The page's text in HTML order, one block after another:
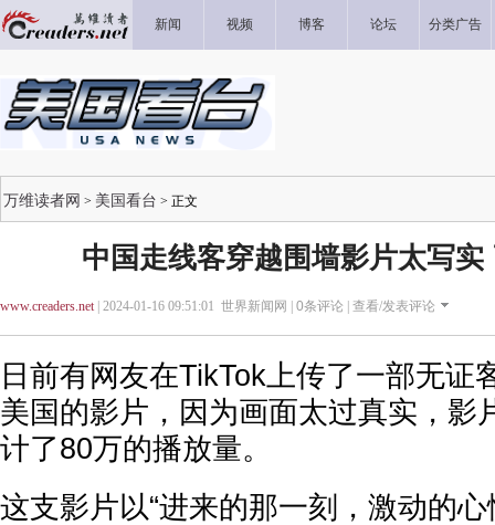
新闻 视频 博客 论坛 分类广告
万维读者网 > 美国看台 > 正文
中国走线客穿越围墙影片太写实
www.creaders.net| 2024-01-16 09:51:01 世界新闻网 | 0条评论 | 查看/发表评论
日前有网友在TikTok上传了一部无证
美国的影片，因为画面太过真实，影
计了80万的播放量。
这支影片以“进来的那一刻，激动的